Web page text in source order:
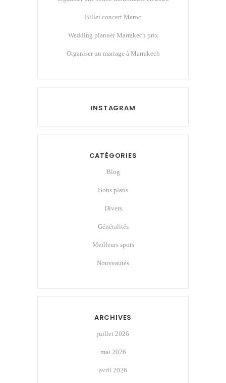
Billet concert Maroc
Wedding planner Marrakech prix
Organiser un mariage à Marrakech
INSTAGRAM
CATÉGORIES
Blog
Bons plans
Divers
Généralités
Meilleurs spots
Nouveautés
ARCHIVES
juillet 2026
mai 2026
avril 2026